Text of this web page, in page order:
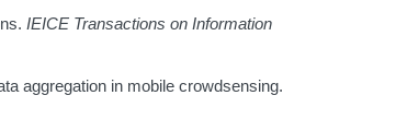
IEICE Transactions on Information
aggregation in mobile crowdsensing.